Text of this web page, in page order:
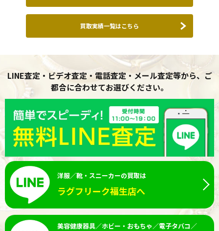
買取実績一覧はこちら
LINE査定・ビデオ査定・電話査定・メール査定等から、ご
都合に合わせてお選びください。
洋服／靴・スニーカーの買取は
ラグフリーク福生店へ
美容健康器具／ホビー・おもちゃ／電子タバコ／